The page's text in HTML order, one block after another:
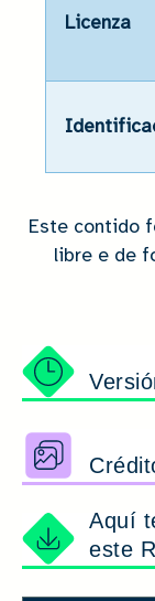
Licenza
Este contido
libre e de
Aquí
este